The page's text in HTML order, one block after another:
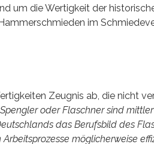
um die Wertigkeit der
im
Zeugnis ab, die nicht
oder Flaschner sind
das Berufsbild des
möglicherweise